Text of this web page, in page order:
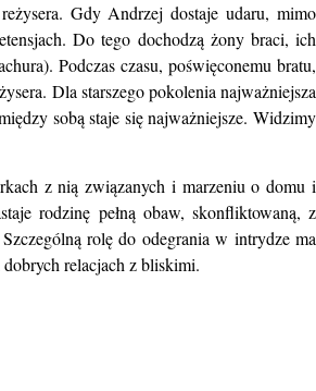
Gdy Andrzej dostaje udaru, mimo
Do tego dochodzą żony braci, ich
Podczas czasu, poświęconemu bratu,
Dla starszego pokolenia najważniejsza
sobą staje się najważniejsze. Widzimy
z nią związanych i marzeniu o domu i
rodzinę pełną obaw, skonfliktowaną, z
rolę do odegrania w intrydze ma
relacjach z bliskimi.